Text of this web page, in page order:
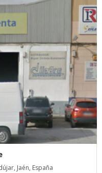
Jaén, España